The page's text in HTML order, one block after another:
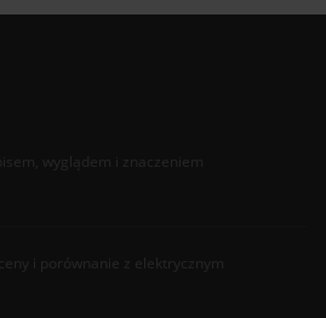
wyglądem i znaczeniem
i porównanie z elektrycznym